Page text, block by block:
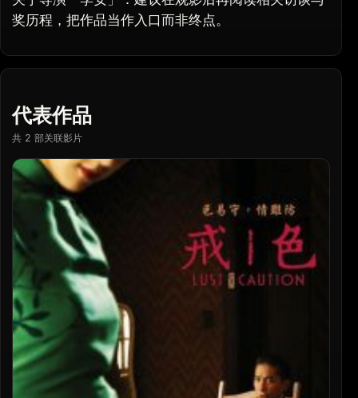
奖历程，把作品当作入口而非终点。
代表作品
共 2 部关联影片